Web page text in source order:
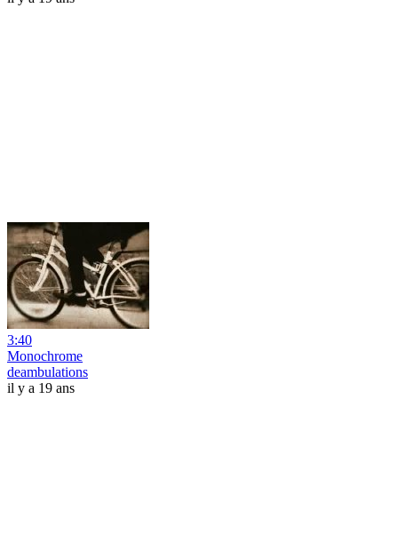
3:40
Monochrome
deambulations
il y a 19 ans